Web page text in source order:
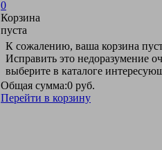
0
Корзина
пуста
К сожалению, ваша корзина
Исправить это недоразумение
выберите в каталоге
Общая сумма:0 руб.
Перейти в корзину